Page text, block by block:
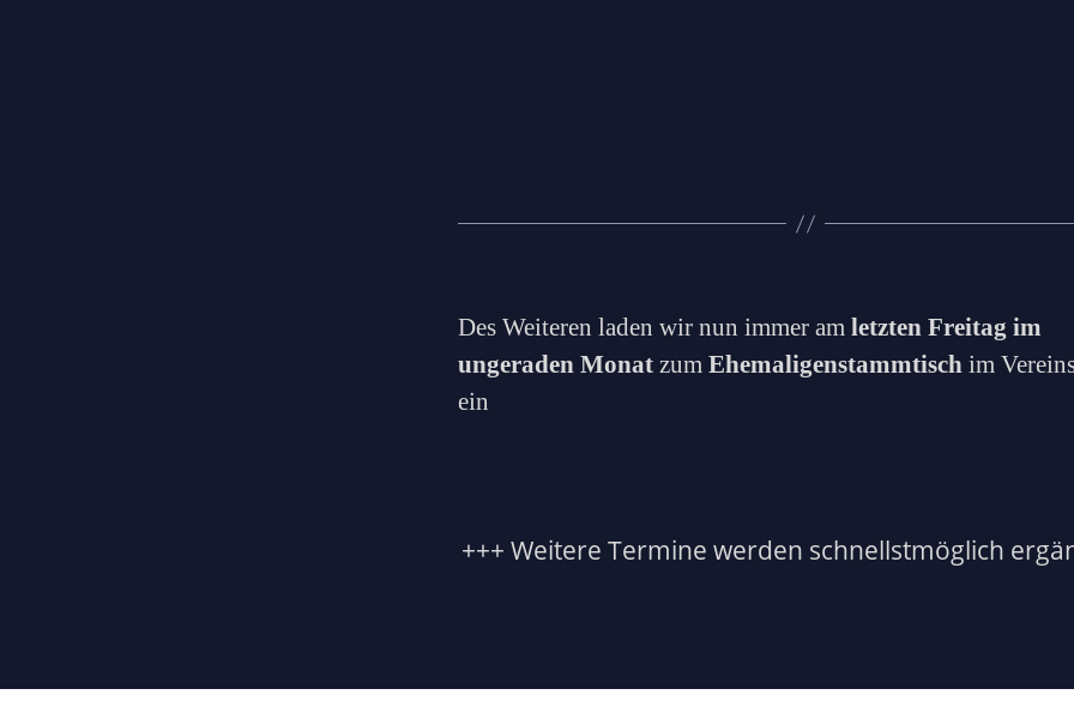
Des Weiteren laden wir nun immer amletzten Freitag im
ungeraden MonatzumEhemaligenstammtischim
ein
+++ Weitere Termine werden schnellstmöglich